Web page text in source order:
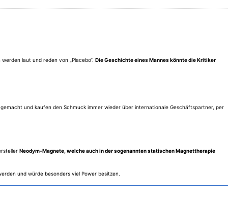
laut und reden von „Placebo“. Die Geschichte eines Mannes könnte die Kritiker
und kaufen den Schmuck immer wieder über internationale Geschäftspartner, per
Neodym-Magnete, welche auch in der sogenannten statischen Magnettherapie
und würde besonders viel Power besitzen.